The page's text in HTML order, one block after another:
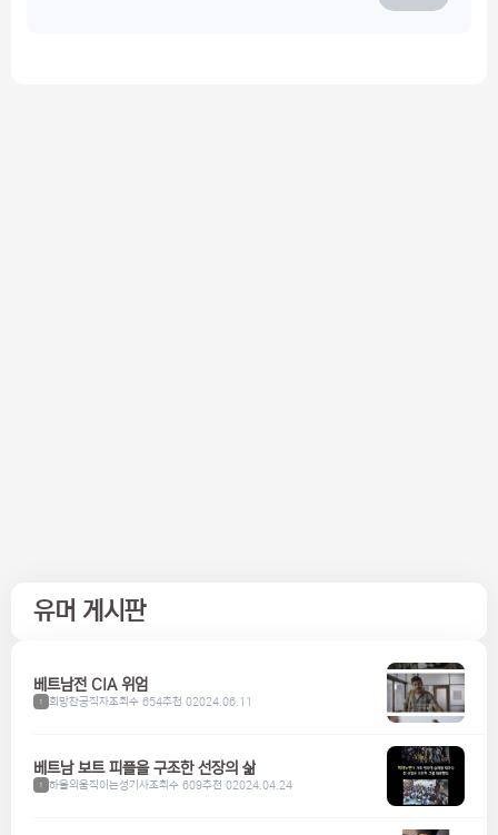
유머 게시판
베트남전 CIA 위엄
1 희망찬공직자조회수 654추천 02024.06.11
베트남 보트 피플을 구조한 선장의 삶
1 하울의움직이는성기사조회수 609추천 02024.04.24